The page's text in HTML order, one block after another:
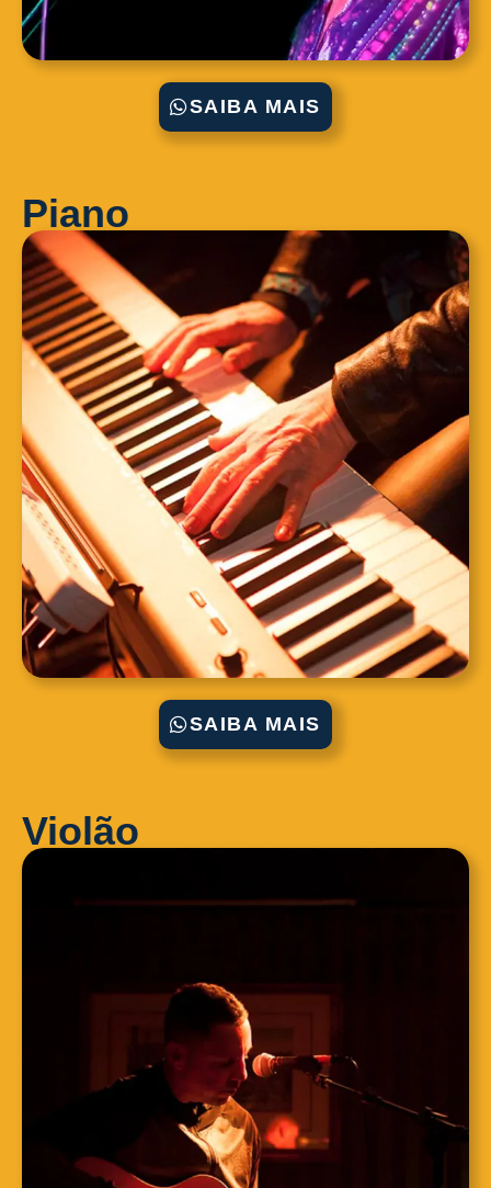
SAIBA MAIS
Piano
SAIBA MAIS
Violão